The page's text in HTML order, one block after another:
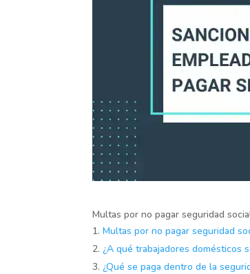
Multas por no pagar seguridad
Multas por no pagar seguridad
¿A qué trabajadores domésticos
¿Qué se paga dentro de la